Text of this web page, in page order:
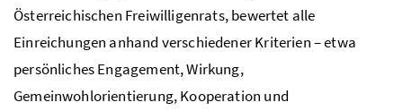
Österreichischen Freiwilligenrats, bewertet alle
Einreichungen anhand verschiedener Kriterien – etwa
persönliches Engagement, Wirkung,
Gemeinwohlorientierung, Kooperation und